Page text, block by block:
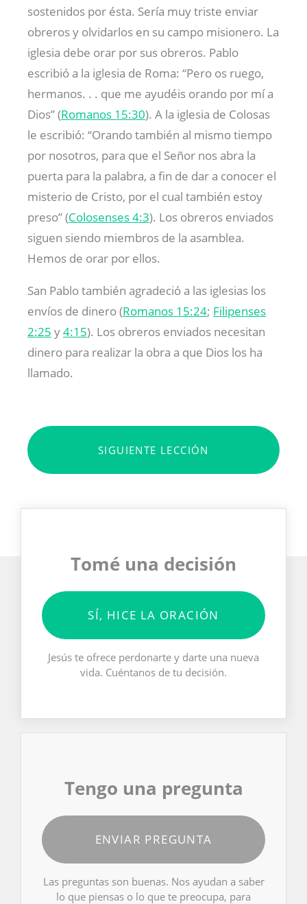
sostenidos por ésta. Sería muy triste enviar
obreros y olvidarlos en su campo misionero. La
iglesia debe orar por sus obreros. Pablo
escribió a la iglesia de Roma: “Pero os ruego,
hermanos. . . que me ayudéis orando por mí a
Dios” (Romanos 15:30). A la iglesia de Colosas
le escribió: “Orando también al mismo tiempo
por nosotros, para que el Señor nos abra la
puerta para la palabra, a fin de dar a conocer el
misterio de Cristo, por el cual también estoy
preso” (Colosenses 4:3). Los obreros enviados
siguen siendo miembros de la asamblea.
Hemos de orar por ellos.
San Pablo también agradeció a las iglesias los
envíos de dinero (Romanos 15:24; Filipenses
2:25 y4:15). Los obreros enviados necesitan
dinero para realizar la obra a que Dios los ha
llamado.
SIGUIENTE LECCIÓN
Tomé una decisión
SÍ, HICE LA ORACIÓN
Jesús te ofrece perdonarte y darte una nueva
vida. Cuéntanos de tu decisión.
Tengo una pregunta
ENVIAR PREGUNTA
Las preguntas son buenas. Nos ayudan a saber
lo que piensas o lo que te preocupa, para